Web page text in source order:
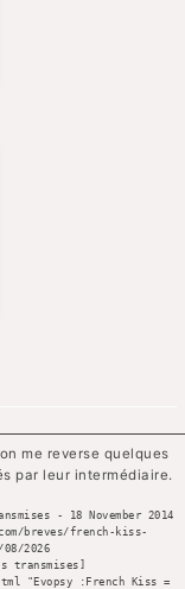
me reverse quelques
par leur intermédiaire.
- 18 November 2014
breves/french-kiss-
08/2026
transmises]
"Evopsy :French Kiss =